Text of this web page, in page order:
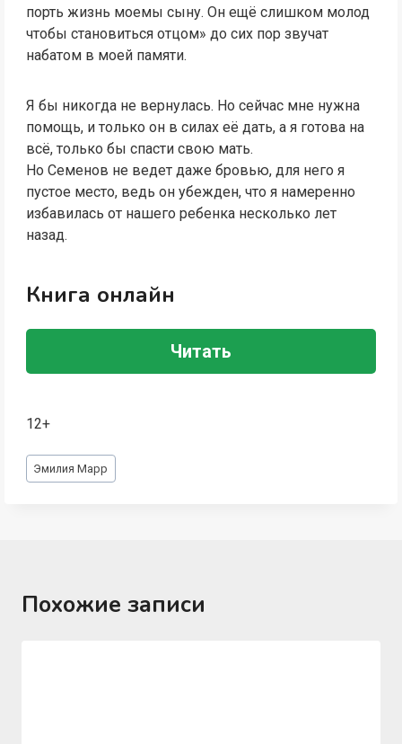
порть жизнь моемы сыну. Он ещё слишком молод
чтобы становиться отцом» до сих пор звучат
набатом в моей памяти.
Я бы никогда не вернулась. Но сейчас мне нужна
помощь, и только он в силах её дать, а я готова на
всё, только бы спасти свою мать.
Но Семенов не ведет даже бровью, для него я
пустое место, ведь он убежден, что я намеренно
избавилась от нашего ребенка несколько лет
назад.
Книга онлайн
Читать
12+
Метки
записи:
Эмилия Марр
Похожие записи